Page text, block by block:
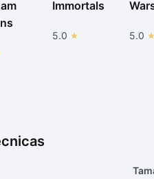
Immortals
5.0 5.0